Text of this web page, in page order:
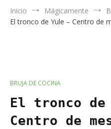
Inicio Mágicamente
El tronco de Yule – Centro de
BRUJA DE COCINA
El tronco de
Centro de